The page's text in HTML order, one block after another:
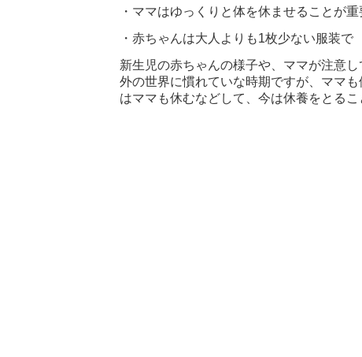
・ママはゆっくりと体を休ませることが重
・赤ちゃんは大人よりも1枚少ない服装で
新生児の赤ちゃんの様子や、ママが注意
外の世界に慣れていな時期ですが、ママ
はママも休むなどして、今は休養をとるこ